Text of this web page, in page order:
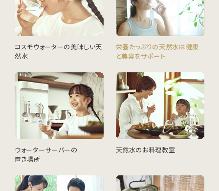
コスモウォーターの美味しい天
然水
栄養たっぷりの天然水は健康
と美容をサポート
ウォーターサーバーの
置き場所
天然水のお料理教室